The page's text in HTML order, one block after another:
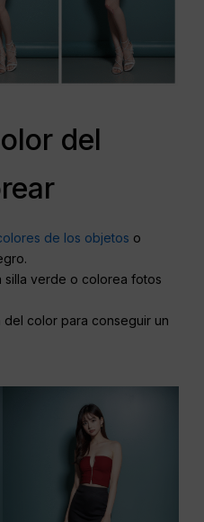
del
de los objetos o
silla verde o colorea fotos
del color para conseguir un